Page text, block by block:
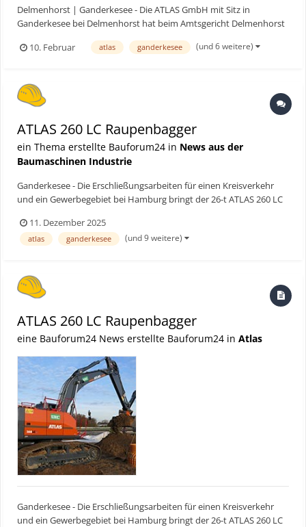
Delmenhorst | Ganderkesee - Die ATLAS GmbH mit Sitz in
Ganderkesee bei Delmenhorst hat beim Amtsgericht Delmenhorst
Insolvenzgericht hat mit Beschluss vom 6. Februar 2026 die
10. Februar atlas ganderkesee (und 6 weitere)
ATLAS 260 LC Raupenbagger
ein Thema erstellte Bauforum24 in News aus der
Baumaschinen Industrie
Ganderkesee - Die Erschließungsarbeiten für einen Kreisverkehr
und ein Gewerbegebiet bei Hamburg bringt der 26-t ATLAS 260 LC
Schwenkmotor Möglichkeiten gewonnen. Bauforum24 Artikel
(14.11.2025): ATLAS Mobilbagger 155 W Der 26-t...
11. Dezember 2025
atlas ganderkesee (und 9 weitere)
ATLAS 260 LC Raupenbagger
eine Bauforum24 News erstellte Bauforum24 in Atlas
Ganderkesee - Die Erschließungsarbeiten für einen Kreisverkehr
und ein Gewerbegebiet bei Hamburg bringt der 26-t ATLAS 260 LC